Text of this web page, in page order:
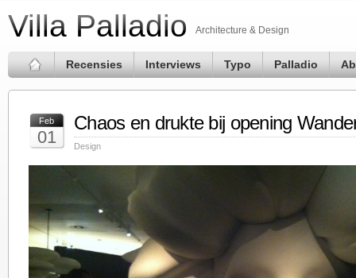
Villa Palladio Architecture & Design
Recensies Interviews Typo Palladio
Feb
01
Chaos en drukte bij opening
Design